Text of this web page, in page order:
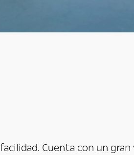
Cuenta con un gran